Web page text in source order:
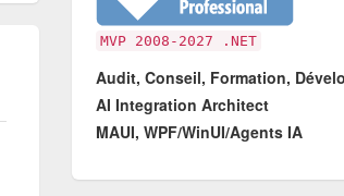
MVP 2008-2027 .NET
Audit, Conseil, Formation,
AI Integration Architect
MAUI, WPF/WinUI/Agents IA